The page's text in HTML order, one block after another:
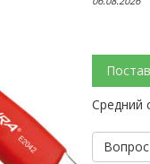
Средний